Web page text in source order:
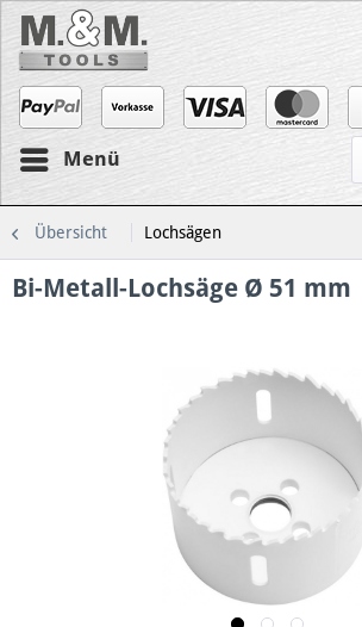
Menü
Übersicht Lochsägen
Bi-Metall-Lochsäge Ø 51 mm